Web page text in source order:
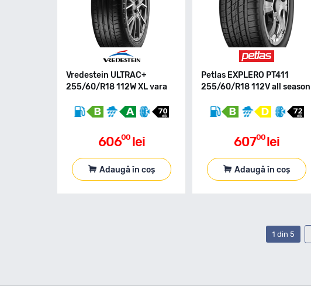
Vredestein ULTRAC+
255/60/R18 112W XL vara
60600 lei
Adaugă în coș
Petlas EXPLERO PT411
255/60/R18 112V all season
60700 lei
Adaugă în coș
1 din 5